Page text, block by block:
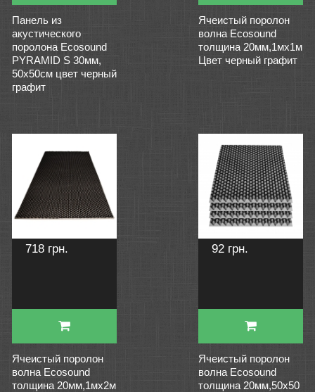
Панель из
акустического
поролона Ecosound
PYRAMID S 30мм,
50х50см цвет черный
графит
Ячеистый поролон
волна Ecosound
толщина 20мм,1мх1м
Цвет черный графит
718 грн.
Ячеистый поролон
волна Ecosound
толщина 20мм,1мх2м
92 грн.
Ячеистый поролон
волна Ecosound
толщина 20мм,50х50